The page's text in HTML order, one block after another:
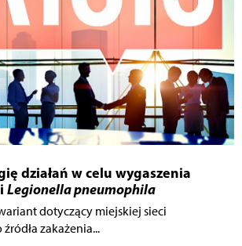
działań w celu wygaszenia
Legionella pneumophila
dotyczący miejskiej sieci
zakażenia...